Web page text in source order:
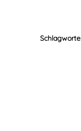
Schlagworte